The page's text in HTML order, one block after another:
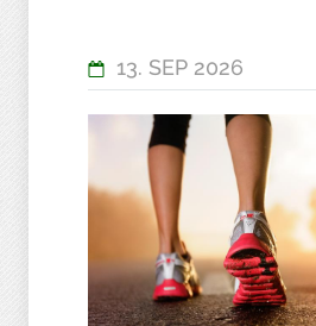
13. SEP 2026